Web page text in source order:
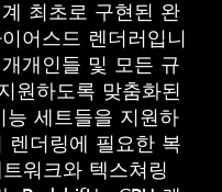
최초로 구현된 완
어스드 렌더러입니
개인들 및 모든 규
원하도록 맞춤화된
능 세트들을 지원하
렌더링에 필요한 복
워크와 텍스쳐링